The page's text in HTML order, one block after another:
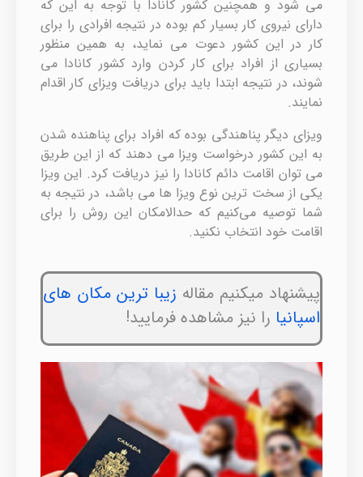
می شود و همچنین کشور کانادا با توجه به این که
دارای نیروی کار بسیار کم بوده در نتیجه افرادی را برای
کار در این کشور دعوت می نماید، به همین منظور
بسیاری از افراد برای کار کردن وارد کشور کانادا می
شوند، در نتیجه ابتدا باید برای دریافت ویزای کار اقدام
نمایند.
ویزای دیگر پناهندگی بوده که افراد برای پناهنده شدن
به این کشور درخواست ویزا می دهند که از این طریق
می توان اقامت دائم کانادا را نیز دریافت کرد. این ویزا
یکی از سخت ترین نوع ویزا ها می باشد، در نتیجه به
شما توصیه می‌کنیم که حدالامکان این روش را برای
اقامت خود انتخاب نکنید.
پیشنهاد میکنیم مقاله زیبا ترین مکان های
اسپانیا را نیز مشاهده فرمایید!